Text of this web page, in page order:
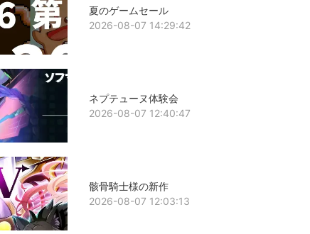
夏のゲームセール
2026-08-07 14:29:42
ネプテューヌ体験会
2026-08-07 12:40:47
骸骨騎士様の新作
2026-08-07 12:03:13